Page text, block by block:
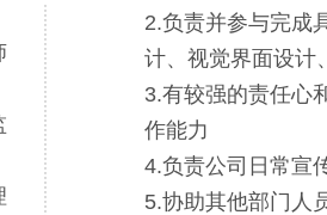
2.负责并参与完成
计、视觉界面设计
3.有较强的责任心
作能力
4.负责公司日常宣
5.协助其他部门人